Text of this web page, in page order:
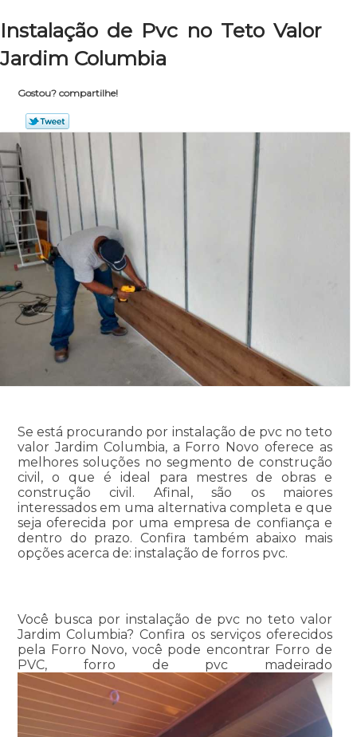
Instalação de Pvc no Teto Valor
Jardim Columbia
Gostou? compartilhe!
Se está procurando por instalação de pvc no teto
valor Jardim Columbia, a Forro Novo oferece as
melhores soluções no segmento de construção
civil, o que é ideal para mestres de obras e
construção civil. Afinal, são os maiores
interessados em uma alternativa completa e que
seja oferecida por uma empresa de confiança e
dentro do prazo. Confira também abaixo mais
opções acerca de: instalação de forros pvc.
Você busca por instalação de pvc no teto valor
Jardim Columbia? Confira os serviços oferecidos
pela Forro Novo, você pode encontrar Forro de
PVC, forro de pvc madeirado